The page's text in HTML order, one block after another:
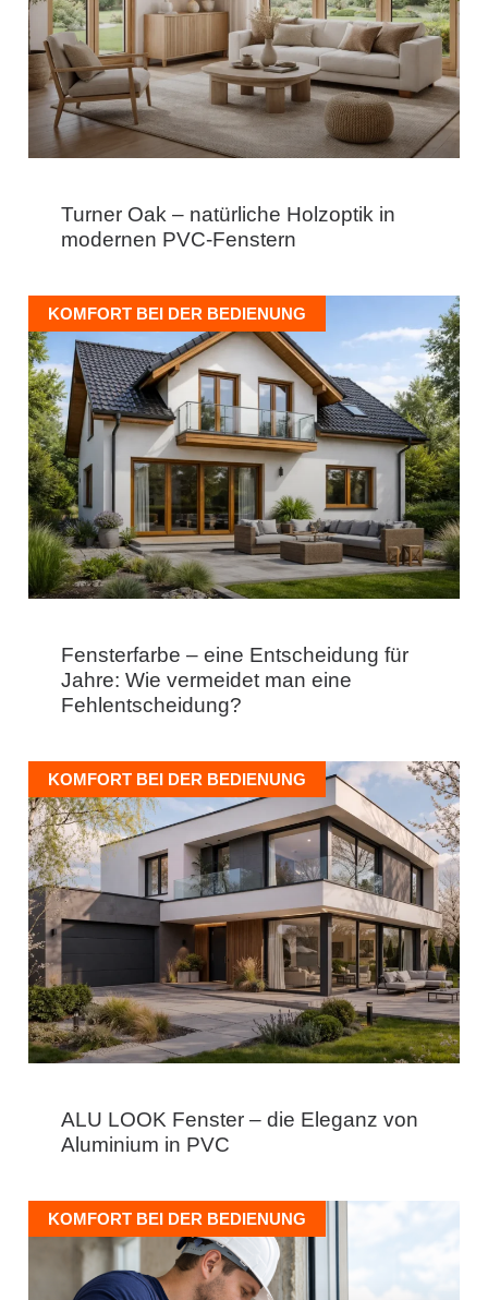
Turner Oak – natürliche Holzoptik in
modernen PVC-Fenstern
KOMFORT BEI DER BEDIENUNG
Fensterfarbe – eine Entscheidung für
Jahre: Wie vermeidet man eine
Fehlentscheidung?
KOMFORT BEI DER BEDIENUNG
ALU LOOK Fenster – die Eleganz von
Aluminium in PVC
KOMFORT BEI DER BEDIENUNG